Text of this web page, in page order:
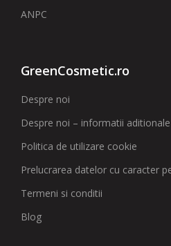
ANPC
GreenCosmetic.ro
Despre noi
Despre noi – informatii aditionale
Politica de utilizare cookie
Prelucrarea datelor cu caracter
Termeni si conditii
Blog